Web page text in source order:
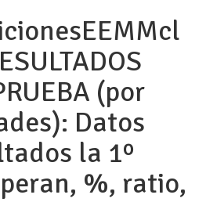
(por
Datos
la 1º
%, ratio,